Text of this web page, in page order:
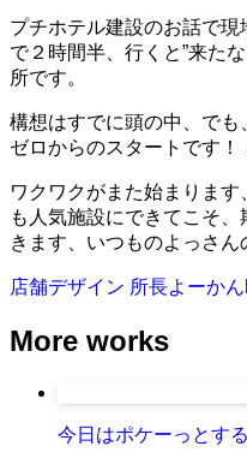
プチホテル建設のお話で
で２時間半、行くと”来た
所です。
構想はすでに頭の中、でも
ゼロからのスタートです！
ワクワクがまた始まりま
も人気施設にできてこそ、
きます、いつものよっさ
店舗デザイン 所長よーか
More works
今日はポケーっとす